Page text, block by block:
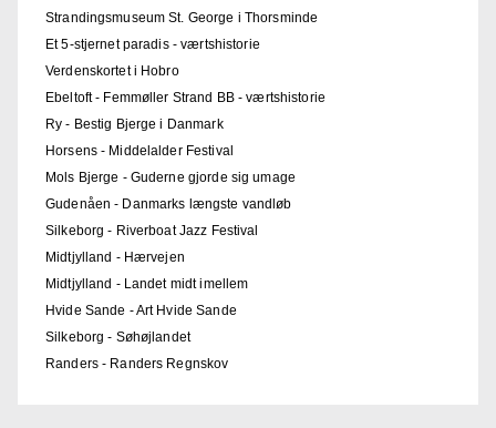
Strandingsmuseum St. George i Thorsminde
Et 5-stjernet paradis - værtshistorie
Verdenskortet i Hobro
Ebeltoft - Femmøller Strand BB - værtshistorie
Ry - Bestig Bjerge i Danmark
Horsens - Middelalder Festival
Mols Bjerge - Guderne gjorde sig umage
Gudenåen - Danmarks længste vandløb
Silkeborg - Riverboat Jazz Festival
Midtjylland - Hærvejen
Midtjylland - Landet midt imellem
Hvide Sande - Art Hvide Sande
Silkeborg - Søhøjlandet
Randers - Randers Regnskov